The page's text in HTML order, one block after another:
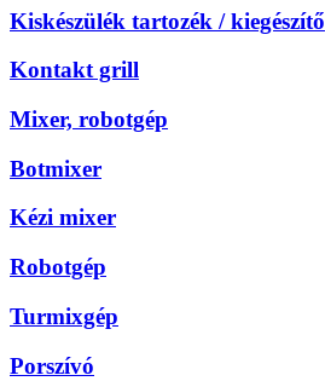
Kiskészülék tartozék / kiegészítő
Kontakt grill
Mixer, robotgép
Botmixer
Kézi mixer
Robotgép
Turmixgép
Porszívó